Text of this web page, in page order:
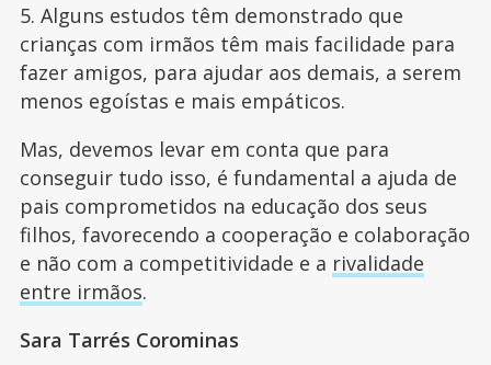
5. Alguns estudos têm demonstrado que
crianças com irmãos têm mais facilidade para
fazer amigos, para ajudar aos demais, a serem
menos egoístas e mais empáticos.
Mas, devemos levar em conta que para
conseguir tudo isso, é fundamental a ajuda de
pais comprometidos na educação dos seus
filhos, favorecendo a cooperação e colaboração
e não com a competitividade e a rivalidade
entre irmãos.
Sara Tarrés Corominas